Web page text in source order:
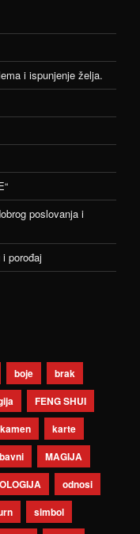
i ispunjenje želja.
poslovanja i
porođaj
boje
brak
FENG SHUI
kamen
karte
MAGIJA
odnosi
simbol